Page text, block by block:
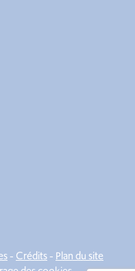
- Crédits- Plan du site